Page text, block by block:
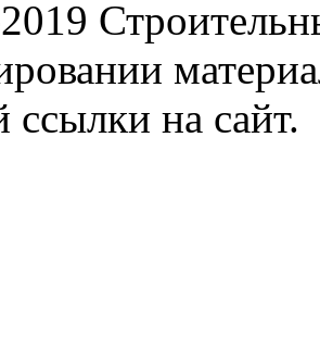
ссылки на сайт.